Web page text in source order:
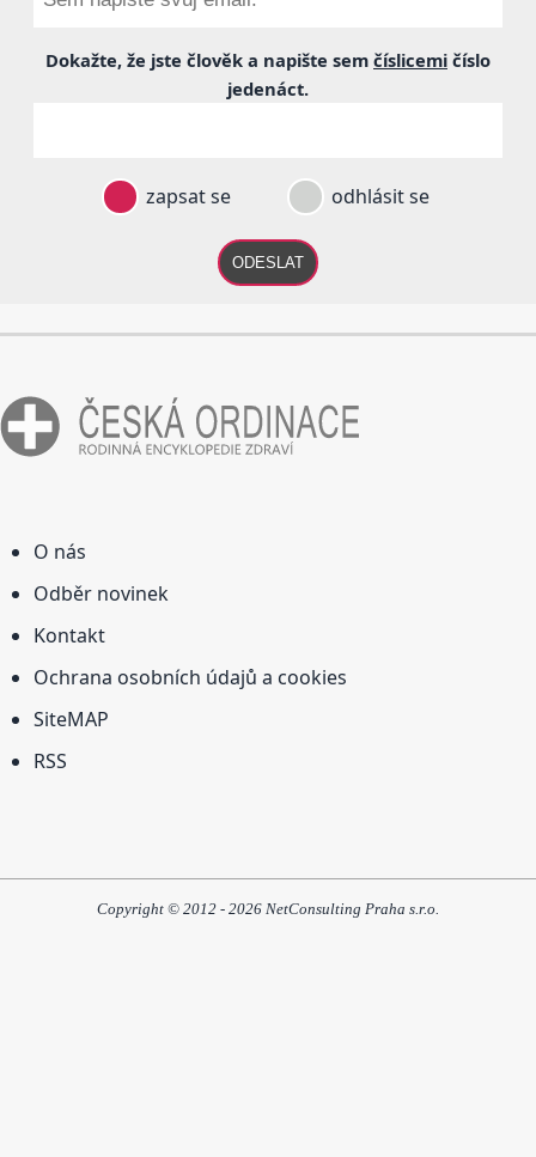
Dokažte, že jste člověk a napište sem číslicemi číslo
jedenáct.
zapsat se odhlásit se
ODESLAT
O nás
Odběr novinek
Kontakt
Ochrana osobních údajů a cookies
SiteMAP
RSS
Copyright © 2012 - 2026 NetConsulting Praha s.r.o.